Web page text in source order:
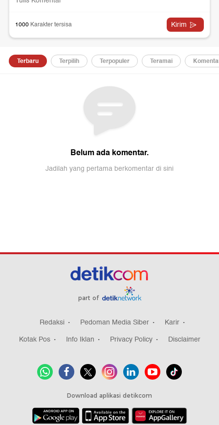
part of
Redaksi Pedoman Media Siber
Karir
Kotak Pos
Info Iklan Privacy Policy Disclaimer
Download aplikasi detikcom